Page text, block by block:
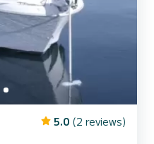
5.0 (2 reviews)